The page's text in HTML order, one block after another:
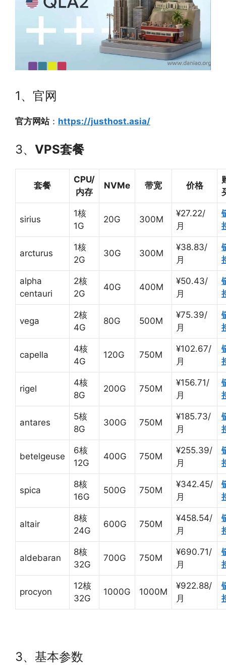
1、官网
官方网站： https://justhost.asia/
3、 VPS套餐
套餐
CPU/
内存
NVMe 带宽 价格
sirius
1核
1G
20G 300M
¥27.22/
月
arcturus
1核
2G
30G 300M
¥38.83/
月
alpha
centauri
2核
2G
40G 400M
¥50.43/
月
vega
2核
4G
80G 500M
¥75.39/
月
capella
4核
4G
120G 750M
¥102.67/
月
rigel
4核
8G
200G 750M
¥156.71/
月
antares
5核
8G
300G 750M
¥185.73/
月
betelgeuse
6核
12G
400G 750M
¥255.39/
月
spica
8核
16G
500G 750M
¥342.45/
月
altair
8核
24G
600G 750M
¥458.54/
月
aldebaran
8核
32G
700G 750M
¥690.71/
月
procyon
12核
32G
1000G 1000M
¥922.88/
月
3、基本参数